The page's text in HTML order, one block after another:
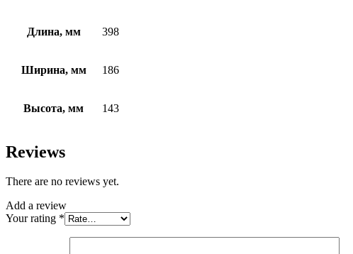
Длина, мм 398
Ширина, мм 186
Высота, мм 143
Reviews
There are no reviews yet.
Add a review
Your rating *